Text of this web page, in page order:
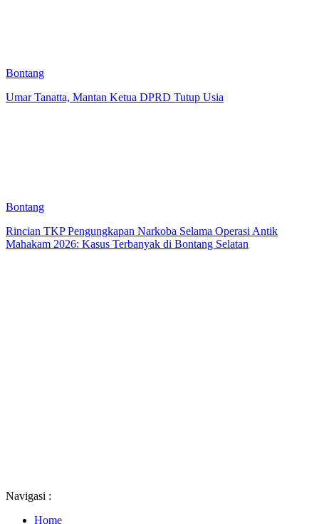
Bontang
Umar Tanatta, Mantan Ketua DPRD Tutup Usia
Bontang
Rincian TKP Pengungkapan Narkoba Selama Operasi Antik
Mahakam 2026: Kasus Terbanyak di Bontang Selatan
Navigasi :
Home